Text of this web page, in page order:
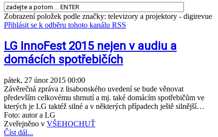
Zobrazení položek podle značky: televizory a projektory - digirevue
Přihlásit se k odběru tohoto kanálu RSS
LG InnoFest 2015 nejen v audiu a
domácích spotřebičích
pátek, 27 únor 2015 00:00
Závěrečná zpráva z lisabonského uvedení se bude věnovat
především celkovému shrnutí a mj. také domácím spotřebičům ve
kterých je LG taktéž silné a v některých případech ještě silnější…
Foto: autor a LG
Zveřejněno v VŠEHOCHUŤ
Číst dál...